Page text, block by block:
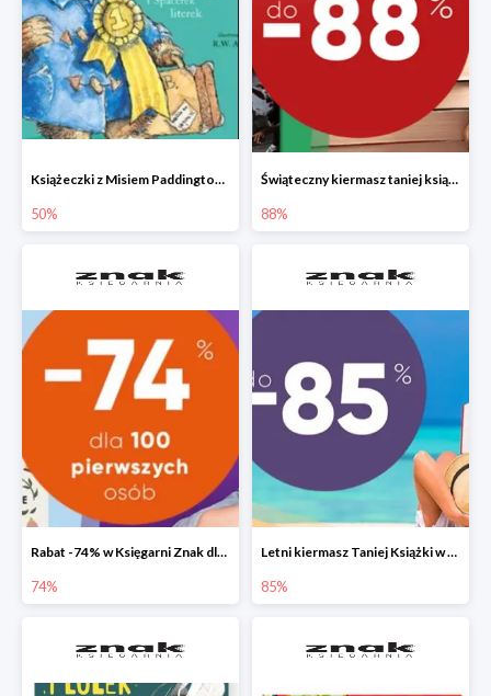
Książeczki z Misiem Paddingtonem do -50%
50%
Świąteczny kiermasz taniej książki
88%
Rabat -74% w Księgarni Znak dla 100 pierwszych osób!
74%
Letni kiermasz Taniej Książki w Ksiegarni Znak do -85%!
85%